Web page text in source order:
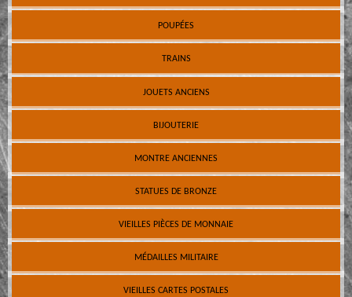
POUPÉES
TRAINS
JOUETS ANCIENS
BIJOUTERIE
MONTRE ANCIENNES
STATUES DE BRONZE
VIEILLES PIÈCES DE MONNAIE
MÉDAILLES MILITAIRE
VIEILLES CARTES POSTALES